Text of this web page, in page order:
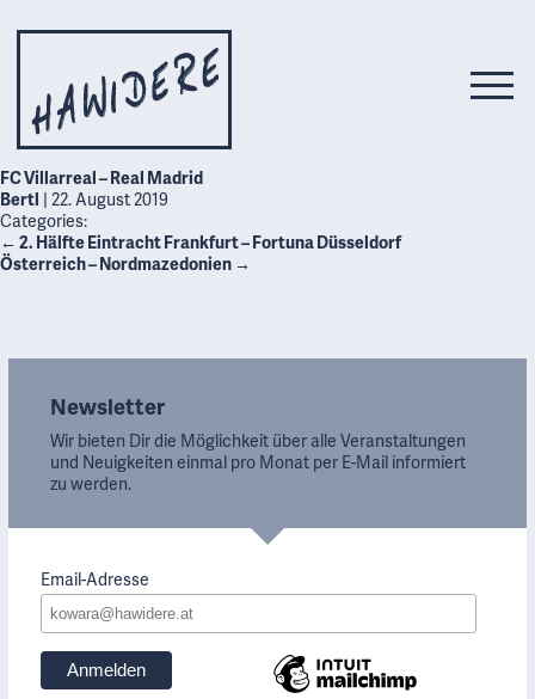
FC Villarreal – Real Madrid
Bertl | 22. August 2019
Categories:
← 2. Hälfte Eintracht Frankfurt – Fortuna Düsseldorf
Österreich – Nordmazedonien →
Newsletter
Wir bieten Dir die Möglichkeit über alle Veranstaltungen
und Neuigkeiten einmal pro Monat per E-Mail informiert
zu werden.
Email-Adresse